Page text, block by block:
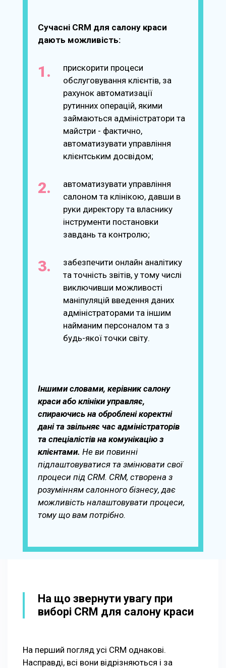
Сучасні CRM для салону краси
дають можливість:
прискорити процеси
обслуговування клієнтів, за
рахунок автоматизації
рутинних операцій, якими
займаються адміністратори та
майстри - фактично,
автоматизувати управління
клієнтським досвідом;
автоматизувати управління
салоном та клінікою, давши в
руки директору та власнику
інструменти постановки
завдань та контролю;
забезпечити онлайн аналітику
та точність звітів, у тому числі
виключивши можливості
маніпуляцій введення даних
адміністраторами та іншим
найманим персоналом та з
будь-якої точки світу.
Іншими словами, керівник салону
краси або клініки управляє,
спираючись на оброблені коректні
дані та звільняє час адміністраторів
та спеціалістів на комунікацію з
клієнтами. Не ви повинні
підлаштовуватися та змінювати свої
процеси під CRM. CRM, створена з
розумінням салонного бізнесу, дає
можливість налаштовувати процеси,
тому що вам потрібно.
На що звернути увагу при
виборі CRM для салону краси
На перший погляд усі CRM однакові.
Насправді, всі вони відрізняються і за